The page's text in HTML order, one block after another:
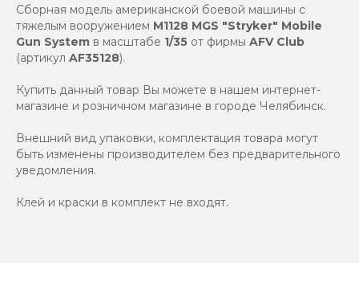
Сборная модель американской боевой машины с
тяжелым вооружением M1128 MGS "Stryker" Mobile
Gun System в масштабе 1/35 от фирмы AFV Club
(артикул AF35128).
Купить данный товар Вы можете в нашем интернет-
магазине и розничном магазине в городе Челябинск.
Внешний вид упаковки, комплектация товара могут
быть изменены производителем без предварительного
уведомления.
Клей и краски в комплект не входят.